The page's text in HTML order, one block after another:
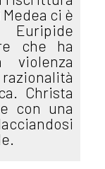
ci è
che ha
Christa
con una